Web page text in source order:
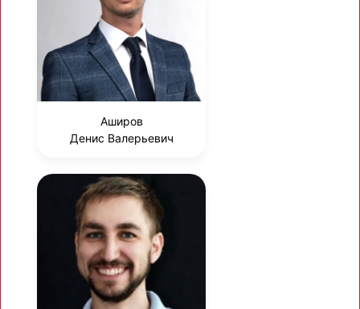
Аширов
Денис Валерьевич